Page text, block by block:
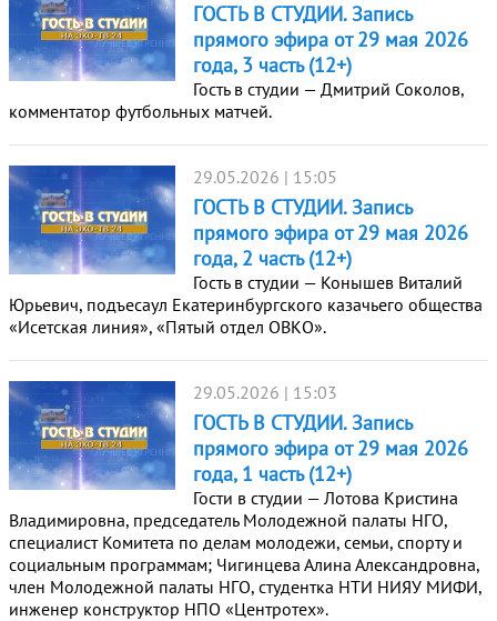
ГОСТЬ В СТУДИИ. Запись
прямого эфира от 29 мая 2026
года, 3 часть (12+)
Гость в студии — Дмитрий Соколов,
комментатор футбольных матчей.
29.05.2026 | 15:05
ГОСТЬ В СТУДИИ. Запись
прямого эфира от 29 мая 2026
года, 2 часть (12+)
Гость в студии — Конышев Виталий
Юрьевич, подъесаул Екатеринбургского казачьего общества
«Исетская линия», «Пятый отдел ОВКО».
29.05.2026 | 15:03
ГОСТЬ В СТУДИИ. Запись
прямого эфира от 29 мая 2026
года, 1 часть (12+)
Гости в студии — Лотова Кристина
Владимировна, председатель Молодежной палаты НГО,
специалист Комитета по делам молодежи, семьи, спорту и
социальным программам; Чигинцева Алина Александровна,
член Молодежной палаты НГО, студентка НТИ НИЯУ МИФИ,
инженер конструктор НПО «Центротех».